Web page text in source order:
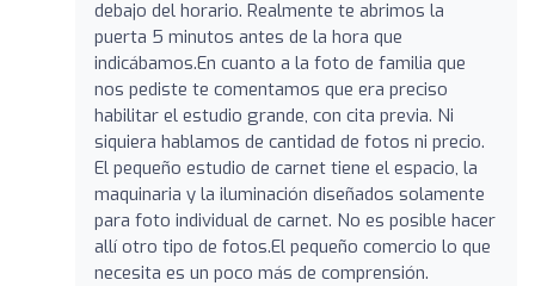
debajo del horario. Realmente te abrimos la
puerta 5 minutos antes de la hora que
indicábamos.En cuanto a la foto de familia que
nos pediste te comentamos que era preciso
habilitar el estudio grande, con cita previa. Ni
siquiera hablamos de cantidad de fotos ni precio.
El pequeño estudio de carnet tiene el espacio, la
maquinaria y la iluminación diseñados solamente
para foto individual de carnet. No es posible hacer
allí otro tipo de fotos.El pequeño comercio lo que
necesita es un poco más de comprensión.